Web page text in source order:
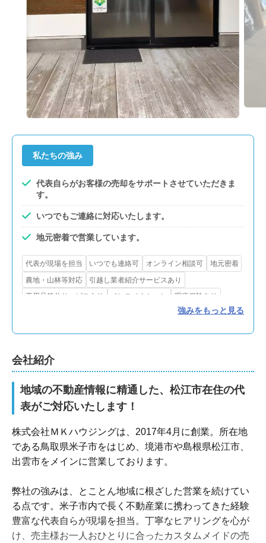
私たちの強み
代表自らがお客様の売却をサポートさせていただきま
す。
いつでもご連絡に対応いたします。
地元密着で営業しています。
代表が現場を担当 いつでも連絡可 オンライン相談可
地元密着
農地・山林等対応
引越し業者紹介サービスあり
不用品処分サービスあり
インスペクション
瑕疵保険あり
強みをもっと見る
会社紹介
地域の不動産情報に精通した、松江市在住の代
表がご対応いたします！
株式会社ＭＫハウジングは、2017年4月に創業。所在地
である鳥取県米子市をはじめ、境港市や島根県松江市、
出雲市をメインに営業しております。
弊社の強みは、とことん地域に根ざした営業を続けてい
る点です。米子市内で長く不動産業に携わってきた経験
豊富な代表自らが現場を担当。丁寧なヒアリングを心が
け、売主様お一人おひとりに合ったカスタムメイドの売